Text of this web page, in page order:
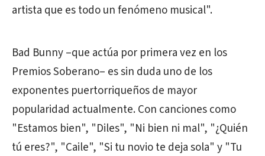
artista que es todo un fenómeno musical".
Bad Bunny –que actúa por primera vez en los
Premios Soberano– es sin duda uno de los
exponentes puertorriqueños de mayor
popularidad actualmente. Con canciones como
"Estamos bien", "Diles", "Ni bien ni mal", "¿Quién
tú eres?", "Caile", "Si tu novio te deja sola" y "Tu